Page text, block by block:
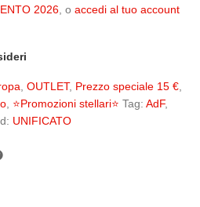
2026, o accedi al tuo account
, OUTLET, Prezzo speciale 15 €,
, ⭐Promozioni stellari⭐ Tag: AdF,
UNIFICATO